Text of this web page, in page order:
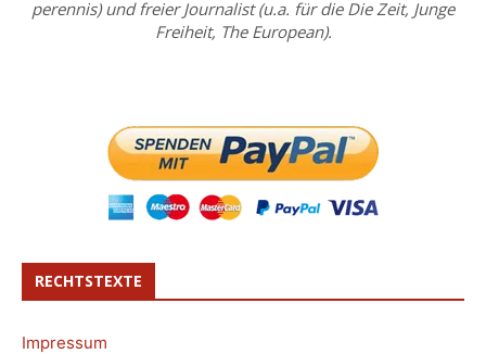
perennis) und freier Journalist (u.a. für die Die Zeit, Junge
Freiheit, The European).
RECHTSTEXTE
Impressum